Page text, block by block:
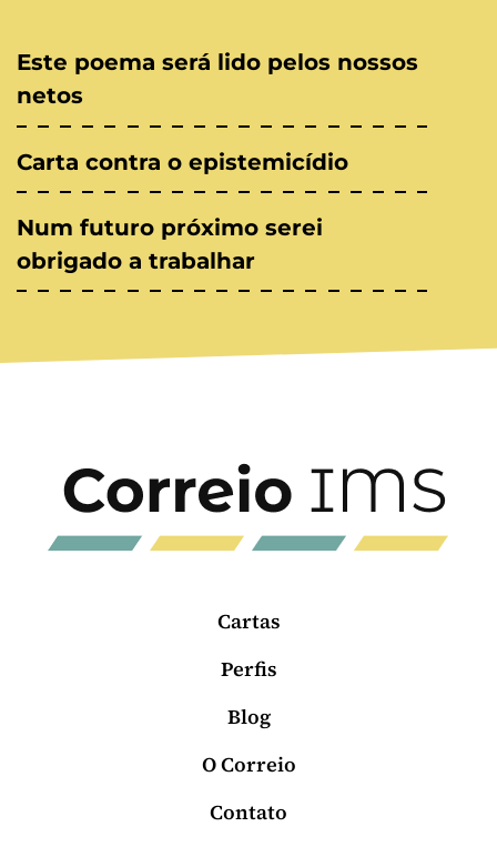
Este poema será lido pelos nossos
netos
Carta contra o epistemicídio
Num futuro próximo serei
obrigado a trabalhar
Cartas
Perfis
Blog
O Correio
Contato